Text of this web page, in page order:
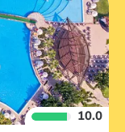
10.0